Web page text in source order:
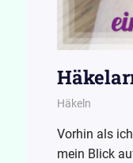
17. Oktober
Wollpoesie
Häkeln
Vorhin als
mein Blick